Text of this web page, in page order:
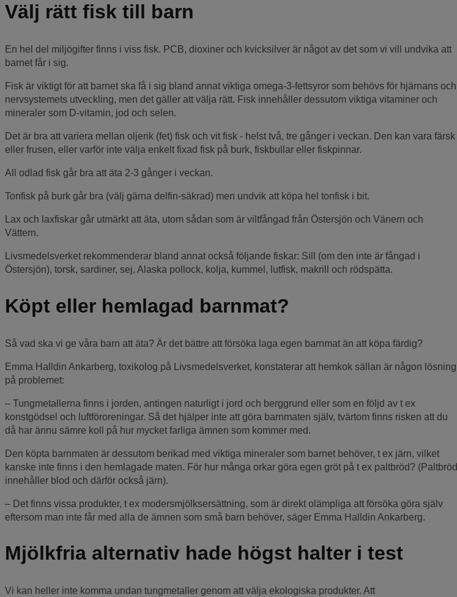
Välj rätt fisk till barn
En hel del miljögifter finns i viss fisk. PCB, dioxiner och kvicksilver är något av det som vi vill undvika att
barnet får i sig.
Fisk är viktigt för att barnet ska få i sig bland annat viktiga omega-3-fettsyror som behövs för hjärnans och
nervsystemets utveckling, men det gäller att välja rätt. Fisk innehåller dessutom viktiga vitaminer och
mineraler som D-vitamin, jod och selen.
Det är bra att variera mellan oljerik (fet) fisk och vit fisk - helst två, tre gånger i veckan. Den kan vara färsk
eller frusen, eller varför inte välja enkelt fixad fisk på burk, fiskbullar eller fiskpinnar.
All odlad fisk går bra att äta 2-3 gånger i veckan.
Tonfisk på burk går bra (välj gärna delfin-säkrad) men undvik att köpa hel tonfisk i bit.
Lax och laxfiskar går utmärkt att äta, utom sådan som är viltfångad från Östersjön och Vänern och
Vättern.
Livsmedelsverket rekommenderar bland annat också följande fiskar: Sill (om den inte är fångad i
Östersjön), torsk, sardiner, sej, Alaska pollock, kolja, kummel, lutfisk, makrill och rödspätta.
Köpt eller hemlagad barnmat?
Så vad ska vi ge våra barn att äta? Är det bättre att försöka laga egen barnmat än att köpa färdig?
Emma Halldin Ankarberg, toxikolog på Livsmedelsverket, konstaterar att hemkok sällan är någon lösning
på problemet:
– Tungmetallerna finns i jorden, antingen naturligt i jord och berggrund eller som en följd av t ex
konstgödsel och luftföroreningar. Så det hjälper inte att göra barnmaten själv, tvärtom finns risken att du
då har ännu sämre koll på hur mycket farliga ämnen som kommer med.
Den köpta barnmaten är dessutom berikad med viktiga mineraler som barnet behöver, t ex järn, vilket
kanske inte finns i den hemlagade maten. För hur många orkar göra egen gröt på t ex paltbröd? (Paltbröd
innehåller blod och därför också järn).
– Det finns vissa produkter, t ex modersmjölksersättning, som är direkt olämpliga att försöka göra själv
eftersom man inte får med alla de ämnen som små barn behöver, säger Emma Halldin Ankarberg.
Mjölkfria alternativ hade högst halter i test
Vi kan heller inte komma undan tungmetaller genom att välja ekologiska produkter. Att